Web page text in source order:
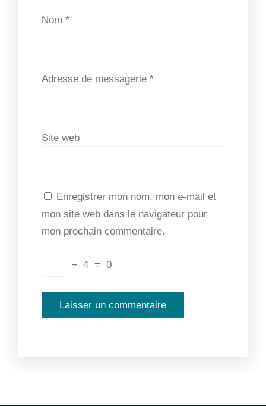
Nom *
Adresse de messagerie *
Site web
Enregistrer mon nom, mon e-mail et
mon site web dans le navigateur pour
mon prochain commentaire.
− 4 = 0